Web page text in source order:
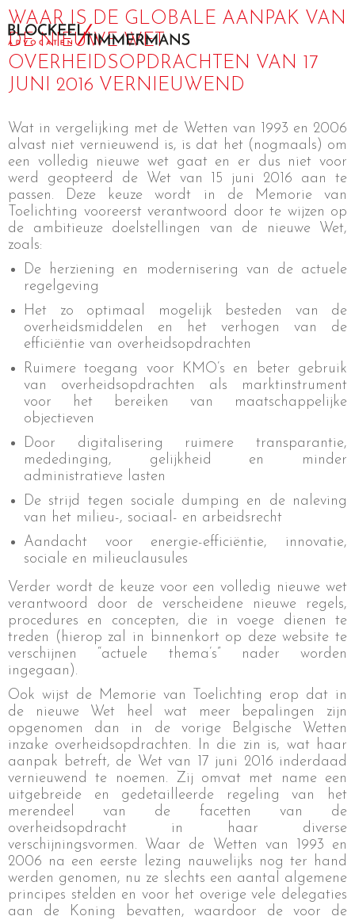
WAAR IS DE GLOBALE AANPAK VAN
DE NIEUWE WET
OVERHEIDSOPDRACHTEN VAN 17
JUNI 2016 VERNIEUWEND
Wat in vergelijking met de Wetten van 1993 en 2006
alvast niet vernieuwend is, is dat het (nogmaals) om
een volledig nieuwe wet gaat en er dus niet voor
werd geopteerd de Wet van 15 juni 2016 aan te
passen. Deze keuze wordt in de Memorie van
Toelichting vooreerst verantwoord door te wijzen op
de ambitieuze doelstellingen van de nieuwe Wet,
zoals:
De herziening en modernisering van de actuele
regelgeving
Het zo optimaal mogelijk besteden van de
overheidsmiddelen en het verhogen van de
efficiëntie van overheidsopdrachten
Ruimere toegang voor KMO’s en beter gebruik
van overheidsopdrachten als marktinstrument
voor het bereiken van maatschappelijke
objectieven
Door digitalisering ruimere transparantie,
mededinging, gelijkheid en minder
administratieve lasten
De strijd tegen sociale dumping en de naleving
van het milieu-, sociaal- en arbeidsrecht
Aandacht voor energie-efficiëntie, innovatie,
sociale en milieuclausules
Verder wordt de keuze voor een volledig nieuwe wet
verantwoord door de verscheidene nieuwe regels,
procedures en concepten, die in voege dienen te
treden (hierop zal in binnenkort op deze website te
verschijnen “actuele thema’s” nader worden
ingegaan).
Ook wijst de Memorie van Toelichting erop dat in
de nieuwe Wet heel wat meer bepalingen zijn
opgenomen dan in de vorige Belgische Wetten
inzake overheidsopdrachten. In die zin is, wat haar
aanpak betreft, de Wet van 17 juni 2016 inderdaad
vernieuwend te noemen. Zij omvat met name een
uitgebreide en gedetailleerde regeling van het
merendeel van de facetten van de
overheidsopdracht in haar diverse
verschijningsvormen. Waar de Wetten van 1993 en
2006 na een eerste lezing nauwelijks nog ter hand
werden genomen, nu ze slechts een aantal algemene
principes stelden en voor het overige vele delegaties
aan de Koning bevatten, waardoor de voor de